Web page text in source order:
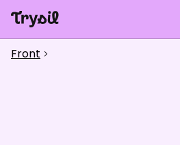
globe
Front chevron_right